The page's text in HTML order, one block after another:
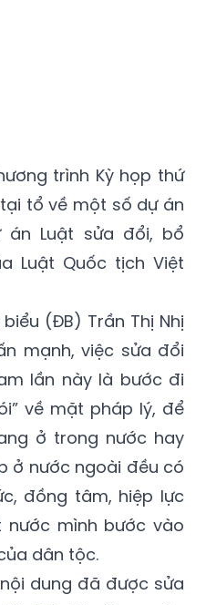
trình Kỳ họp thứ
Luật sửa đổi, bổ
Luật Quốc tịch Việt
(ĐB) Trần Thị Nhị
mạnh, việc sửa đổi
lần này là bước đi
về mặt pháp lý, để
ở trong nước hay
ở nước ngoài đều có
đồng tâm, hiệp lực
mình bước vào
dân tộc.
dung đã được sửa
ĐB Hà đóng góp
lớn còn có nhiều ý